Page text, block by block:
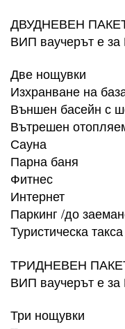
ДВУДНЕВЕН
ВИП ваучерът е
Две нощувки
Изхранване на
Външен басейн с
Вътрешен
Сауна
Парна баня
Фитнес
Интернет
Паркинг /до
Туристическа
ТРИДНЕВЕН
ВИП ваучерът е
Три нощувки